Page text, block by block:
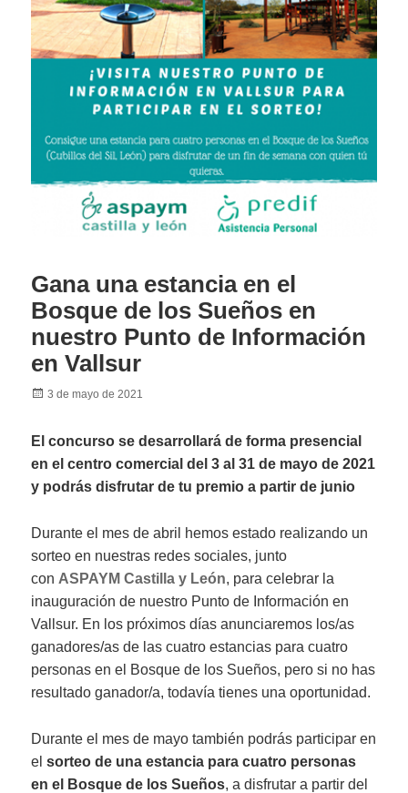
Gana una estancia en el
Bosque de los Sueños en
nuestro Punto de Información
en Vallsur
Posted
3 de mayo de 2021
El concurso se desarrollará de forma presencial
en el centro comercial del 3 al 31 de mayo de 2021
y podrás disfrutar de tu premio a partir de junio
Durante el mes de abril hemos estado realizando un
sorteo en nuestras redes sociales, junto
con ASPAYM Castilla y León, para celebrar la
inauguración de nuestro Punto de Información en
Vallsur. En los próximos días anunciaremos los/as
ganadores/as de las cuatro estancias para cuatro
personas en el Bosque de los Sueños, pero si no has
resultado ganador/a, todavía tienes una oportunidad.
Durante el mes de mayo también podrás participar en
elsorteo de una estancia para cuatro personas
en el Bosque de los Sueños, a disfrutar a partir del